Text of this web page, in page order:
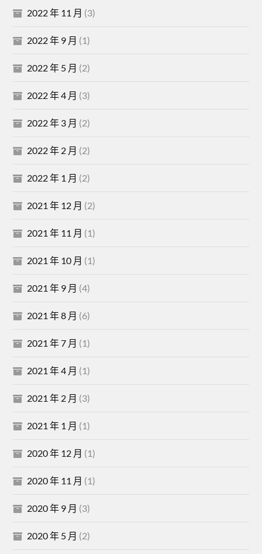
2022 年 11 月 (3)
2022 年 9 月 (1)
2022 年 5 月 (2)
2022 年 4 月 (3)
2022 年 3 月 (2)
2022 年 2 月 (2)
2022 年 1 月 (2)
2021 年 12 月 (2)
2021 年 11 月 (1)
2021 年 10 月 (1)
2021 年 9 月 (4)
2021 年 8 月 (6)
2021 年 7 月 (1)
2021 年 4 月 (1)
2021 年 2 月 (3)
2021 年 1 月 (1)
2020 年 12 月 (1)
2020 年 11 月 (1)
2020 年 9 月 (3)
2020 年 5 月 (2)